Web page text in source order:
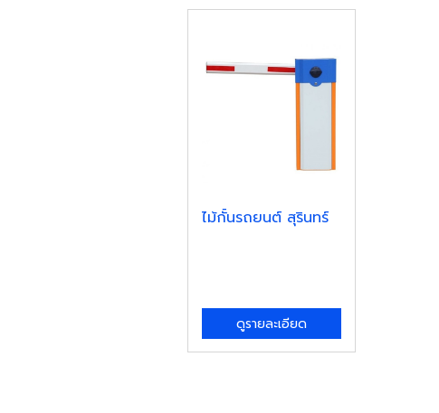
ไม้กั้นรถยนต์ สุรินทร์
ดูรายละเอียด